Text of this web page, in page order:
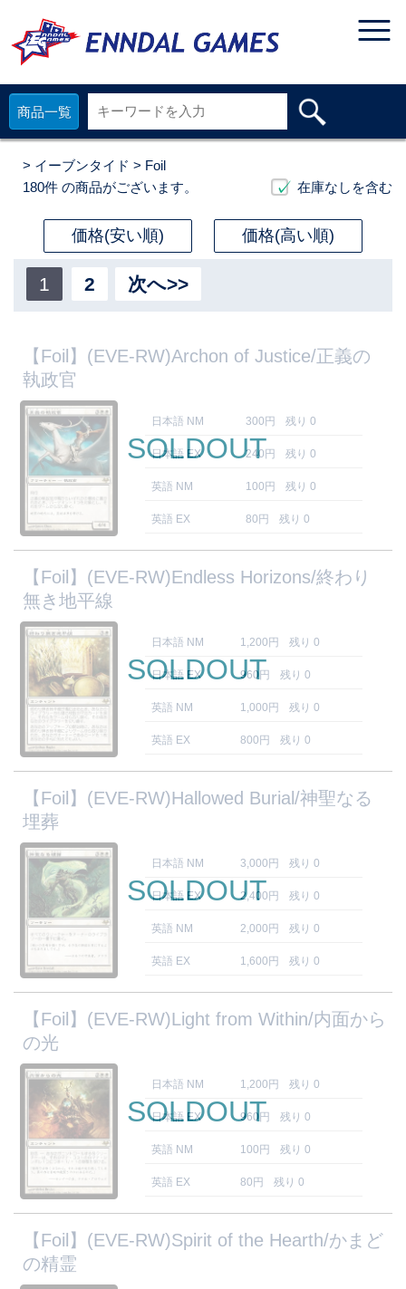
商品一覧
> イーブンタイド > Foil
180件 の商品がございます。 在庫なしを含む
価格(安い順) 価格(高い順)
1 2 次へ>>
【Foil】(EVE-RW)Archon of Justice/正義の
執政官
日本語 NM 300円 残り 0
日本語 EX 240円 残り 0
英語 NM 100円 残り 0
英語 EX 80円 残り 0
SOLDOUT
【Foil】(EVE-RW)Endless Horizons/終わり
無き地平線
日本語 NM 1,200円 残り 0
日本語 EX 960円 残り 0
英語 NM 1,000円 残り 0
英語 EX 800円 残り 0
SOLDOUT
【Foil】(EVE-RW)Hallowed Burial/神聖なる
埋葬
日本語 NM 3,000円 残り 0
日本語 EX 2,400円 残り 0
英語 NM 2,000円 残り 0
英語 EX 1,600円 残り 0
SOLDOUT
【Foil】(EVE-RW)Light from Within/内面から
の光
日本語 NM 1,200円 残り 0
日本語 EX 960円 残り 0
英語 NM 100円 残り 0
英語 EX 80円 残り 0
SOLDOUT
【Foil】(EVE-RW)Spirit of the Hearth/かまど
の精霊